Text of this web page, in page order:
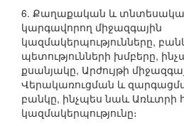
6. Քաղաքական և տնտեսական
կարգավորող միջազգային
կազմակերպությունները,
պետությունների խմբերը,
քսանյակը, Արժույթի
Վերակառուցման և
բանկը, ինչպես նաև Առևտրի
կազմակերպությունը։